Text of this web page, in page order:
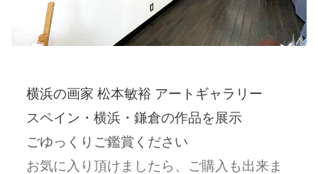
横浜の画家 松本敏裕 アートギャラリー
スペイン・横浜・鎌倉の作品を展示
ごゆっくりご鑑賞ください
お気に入り頂けましたら、ご購入も出来ま